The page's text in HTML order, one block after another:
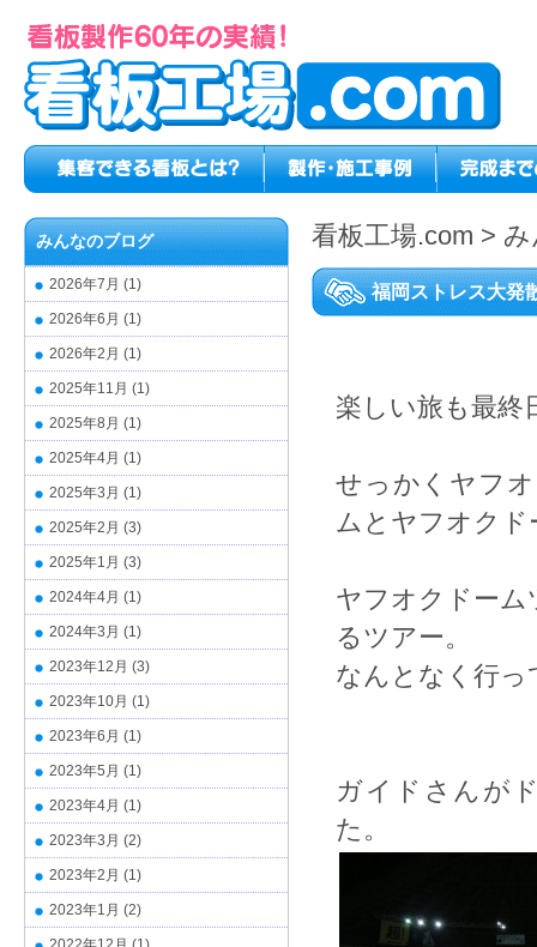
看板工場.com >
福岡ストレス大
楽しい旅も最終
せっかくヤフ
ムとヤフオク
ヤフオクドーム
るツアー。
なんとなく行
ガイドさんが
た。
みんなのブログ
2026年7月 (1)
2026年6月 (1)
2026年2月 (1)
2025年11月 (1)
2025年8月 (1)
2025年4月 (1)
2025年3月 (1)
2025年2月 (3)
2025年1月 (3)
2024年4月 (1)
2024年3月 (1)
2023年12月 (3)
2023年10月 (1)
2023年6月 (1)
2023年5月 (1)
2023年4月 (1)
2023年3月 (2)
2023年2月 (1)
2023年1月 (2)